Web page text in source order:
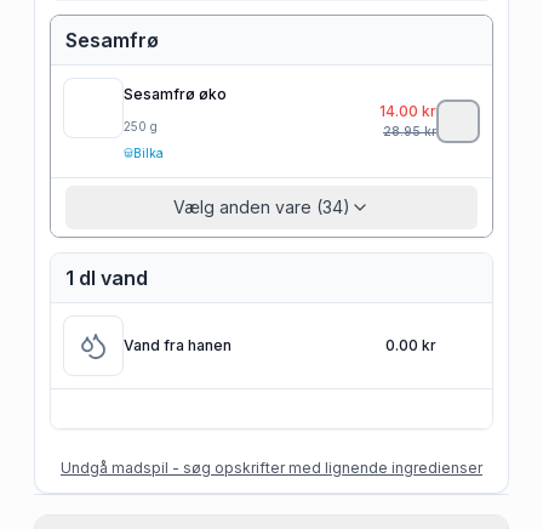
Sesamfrø
Sesamfrø øko
250 g
Bilka
14.00 kr
28.95kr
Vælg anden vare (34)
1 dl vand
Vand fra hanen 0.00 kr
Undgå madspil - søg opskrifter med lignende ingredienser